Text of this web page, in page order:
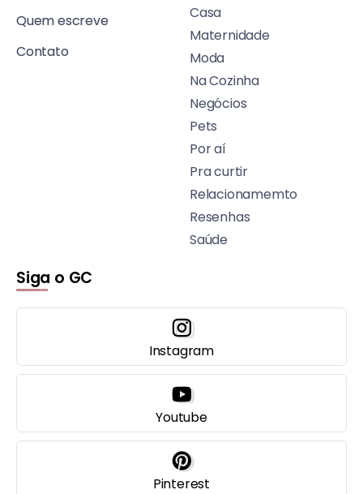
Quem escreve
Contato
Casa
Maternidade
Moda
Na Cozinha
Negócios
Pets
Por aí
Pra curtir
Relacionamemto
Resenhas
Saúde
Siga o GC
Instagram
Youtube
Pinterest